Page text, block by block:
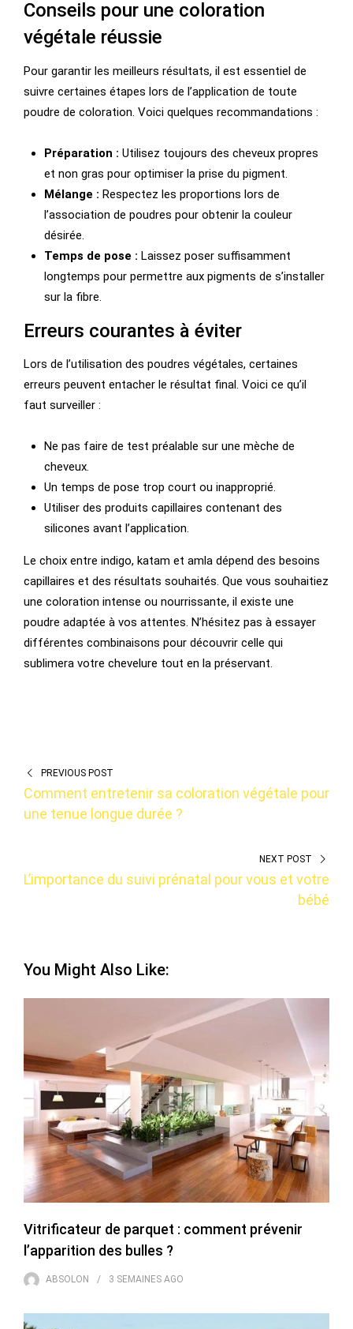
Conseils pour une coloration
végétale réussie
Pour garantir les meilleurs résultats, il est essentiel de
suivre certaines étapes lors de l’application de toute
poudre de coloration. Voici quelques recommandations :
Préparation : Utilisez toujours des cheveux propres
et non gras pour optimiser la prise du pigment.
Mélange : Respectez les proportions lors de
l’association de poudres pour obtenir la couleur
désirée.
Temps de pose : Laissez poser suffisamment
longtemps pour permettre aux pigments de s’installer
sur la fibre.
Erreurs courantes à éviter
Lors de l’utilisation des poudres végétales, certaines
erreurs peuvent entacher le résultat final. Voici ce qu’il
faut surveiller :
Ne pas faire de test préalable sur une mèche de
cheveux.
Un temps de pose trop court ou inapproprié.
Utiliser des produits capillaires contenant des
silicones avant l’application.
Le choix entre indigo, katam et amla dépend des besoins
capillaires et des résultats souhaités. Que vous souhaitiez
une coloration intense ou nourrissante, il existe une
poudre adaptée à vos attentes. N’hésitez pas à essayer
différentes combinaisons pour découvrir celle qui
sublimera votre chevelure tout en la préservant.
PREVIOUS POST
Comment entretenir sa coloration végétale pour
une tenue longue durée ?
NEXT POST
L’importance du suivi prénatal pour vous et votre
bébé
You Might Also Like:
Vitrificateur de parquet : comment prévenir
l’apparition des bulles ?
ABSOLON 3 SEMAINES AGO